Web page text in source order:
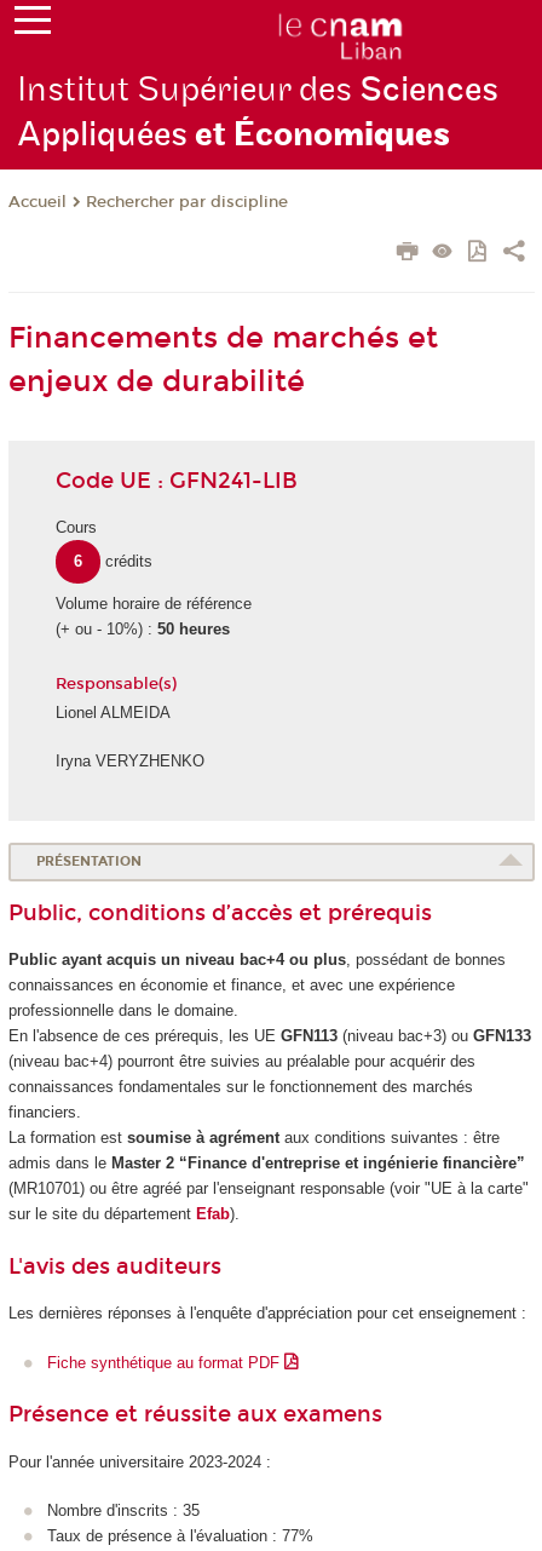
Institut Supérieur des Sciences
Appliquéeset Économiques
Accueil Rechercher par discipline
Financements de marchés et
enjeux de durabilité
Code UE : GFN241-LIB
Cours
6
crédits
Volume horaire de référence
(+ ou - 10%) : 50 heures
Responsable(s)
Lionel ALMEIDA
Iryna VERYZHENKO
PRÉSENTATION
Public, conditions d’accès et prérequis
Public ayant acquis un niveau bac+4 ou plus, possédant de bonnes
connaissances en économie et finance, et avec une expérience
professionnelle dans le domaine.
En l'absence de ces prérequis, les UE GFN113 (niveau bac+3) ou GFN133
(niveau bac+4) pourront être suivies au préalable pour acquérir des
connaissances fondamentales sur le fonctionnement des marchés
financiers.
La formation est soumise à agrémentaux conditions suivantes : être
admis dans le Master 2 “Finance d'entreprise et ingénierie financière”
(MR10701) ou être agréé par l'enseignant responsable (voir "UE à la carte"
sur le site du département Efab).
L'avis des auditeurs
Les dernières réponses à l'enquête d'appréciation pour cet enseignement :
Fiche synthétique au format PDF
Présence et réussite aux examens
Pour l'année universitaire 2023-2024 :
Nombre d'inscrits : 35
Taux de présence à l'évaluation : 77%